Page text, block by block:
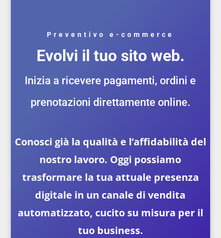
Preventivo e-commerce
Evolvi il tuo sito web.
Inizia a ricevere pagamenti, ordini e
prenotazioni direttamente online.
Conosci già la qualità e l’affidabilità del
nostro lavoro. Oggi possiamo
trasformare la tua attuale presenza
digitale in un canale di vendita
automatizzato, cucito su misura per il
tuo business.